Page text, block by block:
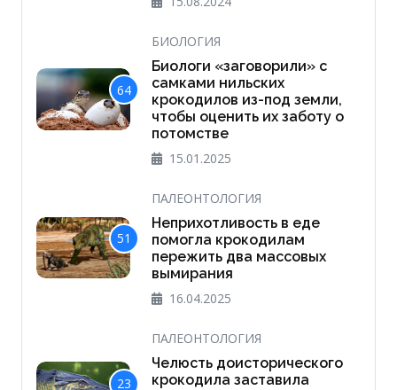
64
БИОЛОГИЯ
Биологи «заговорили» с
самками нильских
крокодилов из-под земли,
чтобы оценить их заботу о
потомстве
15.01.2025
51
ПАЛЕОНТОЛОГИЯ
Неприхотливость в еде
помогла крокодилам
пережить два массовых
вымирания
16.04.2025
23
ПАЛЕОНТОЛОГИЯ
Челюсть доисторического
крокодила заставила